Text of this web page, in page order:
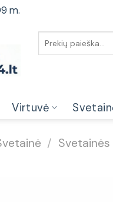
m.
Virtuvė
/